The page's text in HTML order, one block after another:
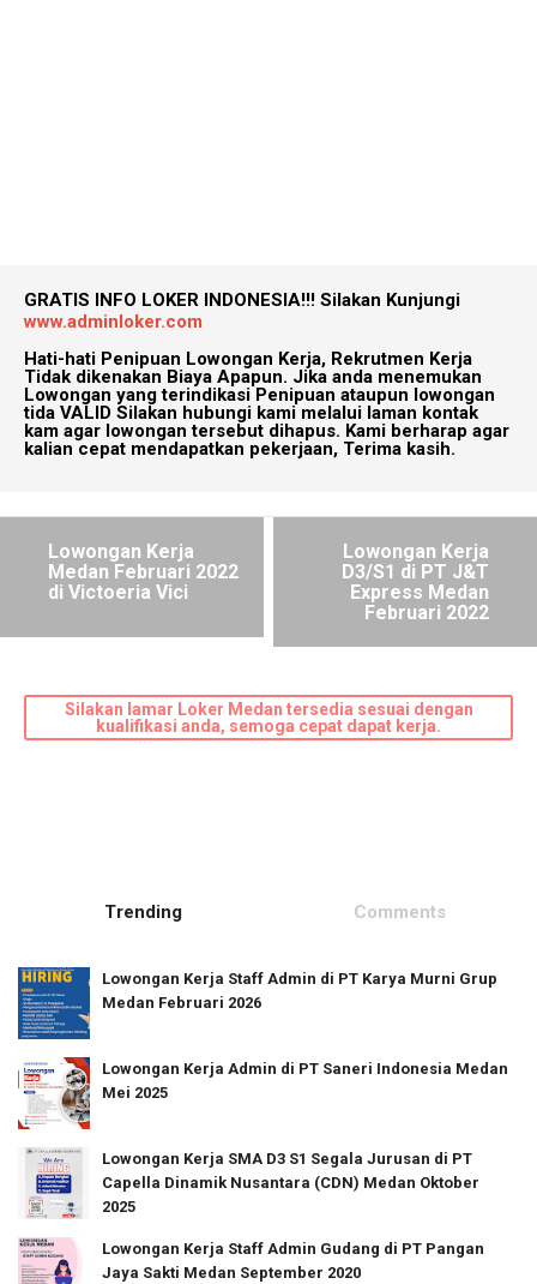
GRATIS INFO LOKER INDONESIA!!! Silakan Kunjungi
www.adminloker.com
Hati-hati Penipuan Lowongan Kerja, Rekrutmen Kerja
Tidak dikenakan Biaya Apapun. Jika anda menemukan
Lowongan yang terindikasi Penipuan ataupun lowongan
tida VALID Silakan hubungi kami melalui laman kontak
kam agar lowongan tersebut dihapus. Kami berharap agar
kalian cepat mendapatkan pekerjaan, Terima kasih.
Lowongan Kerja
Medan Februari 2022
di Victoeria Vici
Lowongan Kerja
D3/S1 di PT J&T
Express Medan
Februari 2022
Silakan lamar Loker Medan tersedia sesuai dengan
kualifikasi anda, semoga cepat dapat kerja.
Trending Comments
Lowongan Kerja Staff Admin di PT Karya Murni Grup
Medan Februari 2026
Lowongan Kerja Admin di PT Saneri Indonesia Medan
Mei 2025
Lowongan Kerja SMA D3 S1 Segala Jurusan di PT
Capella Dinamik Nusantara (CDN) Medan Oktober
2025
Lowongan Kerja Staff Admin Gudang di PT Pangan
Jaya Sakti Medan September 2020